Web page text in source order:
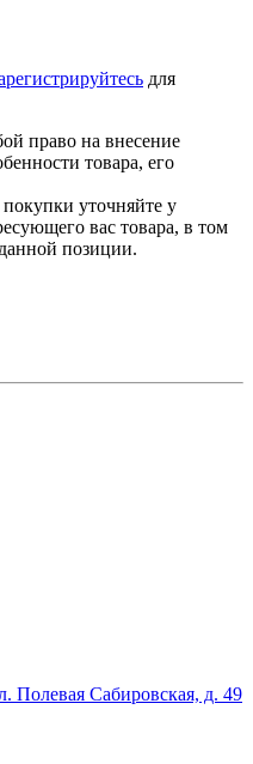
для
право на внесение
товара, его
уточняйте у
вас товара, в том
позиции.
Полевая Сабировская, д. 49